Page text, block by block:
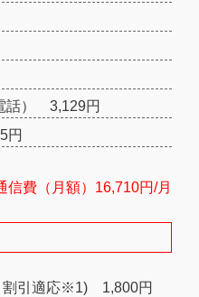
話） 3,129円
円
信費（月額）16,710円/月
割引適応※1) 1,800円